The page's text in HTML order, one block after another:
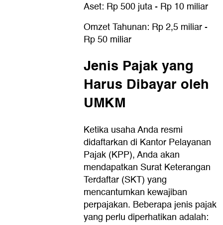
Aset: Rp 500 juta - Rp 10 miliar
Omzet Tahunan: Rp 2,5 miliar -
Rp 50 miliar
Jenis Pajak yang
Harus Dibayar oleh
UMKM
Ketika usaha Anda resmi
didaftarkan di Kantor Pelayanan
Pajak (KPP), Anda akan
mendapatkan Surat Keterangan
Terdaftar (SKT) yang
mencantumkan kewajiban
perpajakan. Beberapa jenis pajak
yang perlu diperhatikan adalah: